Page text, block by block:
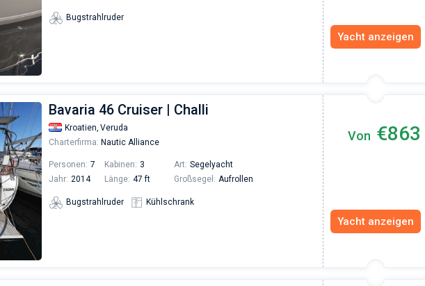
Bugstrahlruder
Yacht anzeigen
Bavaria 46 Cruiser | Challi
Kroatien, Veruda
Charterfirma: Nautic Alliance
Personen: 7 Kabinen: 3 Art: Segelyacht
Jahr: 2014 Länge: 47 ft Großsegel: Aufrollen
Bugstrahlruder Kühlschrank
Von €863
Yacht anzeigen